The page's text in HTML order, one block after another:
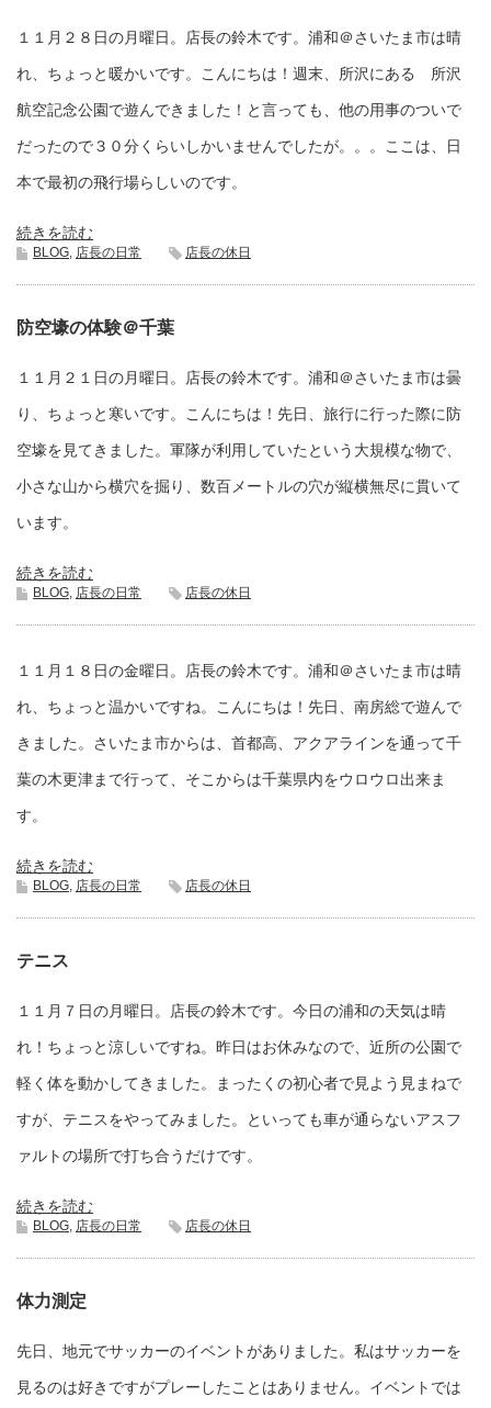
１１月２８日の月曜日。店長の鈴木です。浦和＠さいたま市は晴
れ、ちょっと暖かいです。こんにちは！週末、所沢にある 所沢
航空記念公園で遊んできました！と言っても、他の用事のついで
だったので３０分くらいしかいませんでしたが。。。ここは、日
本で最初の飛行場らしいのです。
続きを読む
BLOG, 店長の日常 店長の休日
防空壕の体験＠千葉
１１月２１日の月曜日。店長の鈴木です。浦和＠さいたま市は曇
り、ちょっと寒いです。こんにちは！先日、旅行に行った際に防
空壕を見てきました。軍隊が利用していたという大規模な物で、
小さな山から横穴を掘り、数百メートルの穴が縦横無尽に貫いて
います。
続きを読む
BLOG, 店長の日常 店長の休日
１１月１８日の金曜日。店長の鈴木です。浦和＠さいたま市は晴
れ、ちょっと温かいですね。こんにちは！先日、南房総で遊んで
きました。さいたま市からは、首都高、アクアラインを通って千
葉の木更津まで行って、そこからは千葉県内をウロウロ出来ま
す。
続きを読む
BLOG, 店長の日常 店長の休日
テニス
１１月７日の月曜日。店長の鈴木です。今日の浦和の天気は晴
れ！ちょっと涼しいですね。昨日はお休みなので、近所の公園で
軽く体を動かしてきました。まったくの初心者で見よう見まねで
すが、テニスをやってみました。といっても車が通らないアスフ
ァルトの場所で打ち合うだけです。
続きを読む
BLOG, 店長の日常 店長の休日
体力測定
先日、地元でサッカーのイベントがありました。私はサッカーを
見るのは好きですがプレーしたことはありません。イベントでは